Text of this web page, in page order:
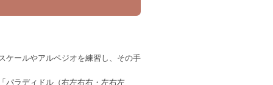
ケールやアルペジオを練習し、その手
パラディドル（右左右右・左右左